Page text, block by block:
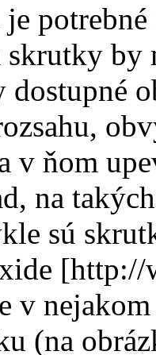
skrutky by
v ňom
na
sú
v
(na